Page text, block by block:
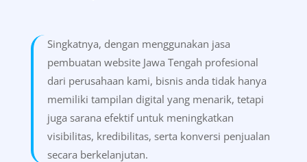
Singkatnya, dengan menggunakan jasa
pembuatan website Jawa Tengah profesional
dari perusahaan kami, bisnis anda tidak hanya
memiliki tampilan digital yang menarik, tetapi
juga sarana efektif untuk meningkatkan
visibilitas, kredibilitas, serta konversi penjualan
secara berkelanjutan.